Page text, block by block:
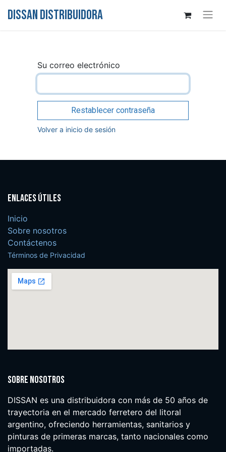
DISSAN DISTRIBUIDORA
Su correo electrónico
Restablecer contraseña
Volver a inicio de sesión
Enlaces útiles
Inicio
Sobre nosotros
Contáctenos
Términos de Privacidad
Sobre nosotros
DISSAN es una distribuidora con más de 50 años de
trayectoria en el mercado ferretero del litoral
argentino, ofreciendo herramientas, sanitarios y
pinturas de primeras marcas, tanto nacionales como
importadas.